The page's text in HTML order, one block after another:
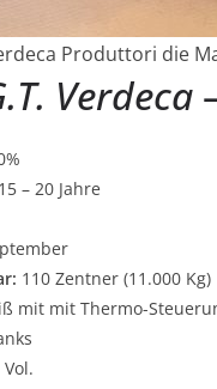
Produttori die
Verdeca
15 – 20 Jahre
110 Zentner (11.000 Kg)
mit mit Thermo-
Vol.